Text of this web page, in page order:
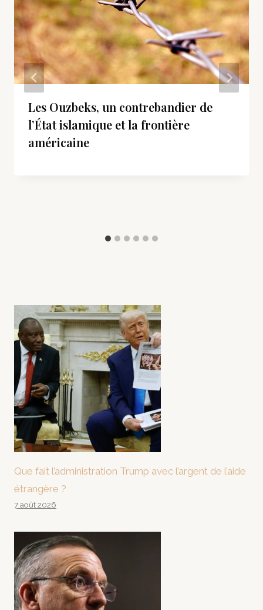
Les Ouzbeks, un contrebandier de
l’État islamique et la frontière
américaine
Que fait l’administration Trump avec l’argent de l’aide
étrangère ?
7 août 2026